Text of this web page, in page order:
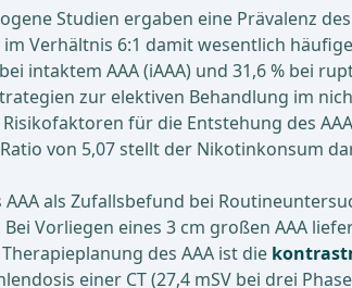
Studien ergaben eine Prävalenz
im Verhältnis 6:1 damit wesentlich
intaktem AAA (iAAA) und 31,6 % bei
zur elektiven Behandlung im
für die Entstehung des
von 5,07 stellt der Nikotinkonsum
als Zufallsbefund bei
Vorliegen eines 3 cm großen AAA
des AAA ist die
einer CT (27,4 mSV bei drei